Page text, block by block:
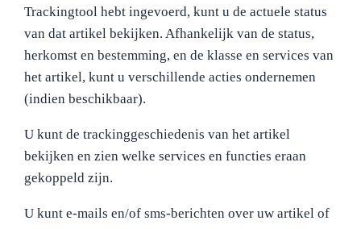
Trackingtool hebt ingevoerd, kunt u de actuele status
van dat artikel bekijken. Afhankelijk van de status,
herkomst en bestemming, en de klasse en services van
het artikel, kunt u verschillende acties ondernemen
(indien beschikbaar).
U kunt de trackinggeschiedenis van het artikel
bekijken en zien welke services en functies eraan
gekoppeld zijn.
U kunt e-mails en/of sms-berichten over uw artikel of